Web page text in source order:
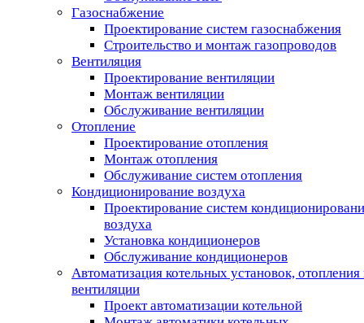
Газоснабжение
Проектирование систем газоснабжения
Строительство и монтаж газопроводов
Вентиляция
Проектирование вентиляции
Монтаж вентиляции
Обслуживание вентиляции
Отопление
Проектирование отопления
Монтаж отопления
Обслуживание систем отопления
Кондиционирование воздуха
Проектирование систем
воздуха
Установка кондиционеров
Обслуживание кондиционеров
Автоматизация котельных установок, отопления
вентиляции
Проект автоматизации котельной